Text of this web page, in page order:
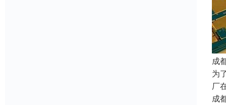
成
为
厂
成